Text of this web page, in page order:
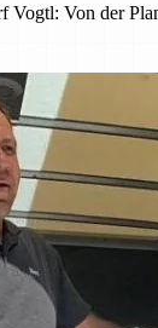
Von der